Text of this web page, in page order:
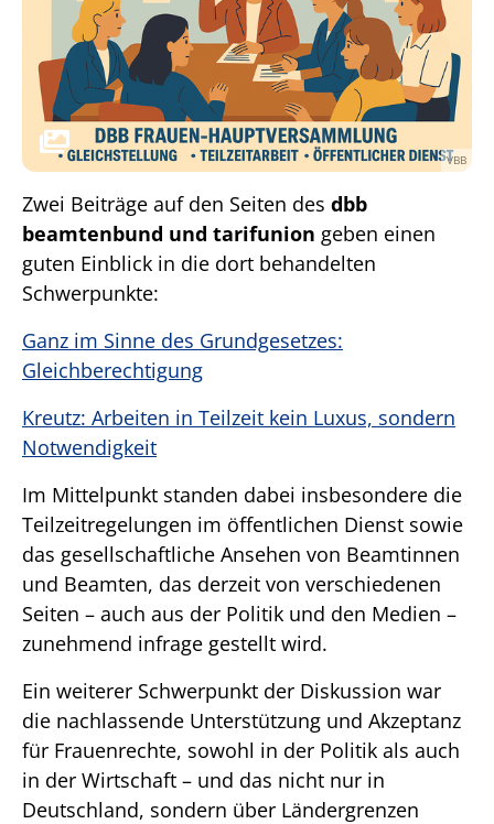
VBB
Zwei Beiträge auf den Seiten des dbb
beamtenbund und tarifunion geben einen
guten Einblick in die dort behandelten
Schwerpunkte:
Ganz im Sinne des Grundgesetzes:
Gleichberechtigung
Kreutz: Arbeiten in Teilzeit kein Luxus, sondern
Notwendigkeit
Im Mittelpunkt standen dabei insbesondere die
Teilzeitregelungen im öffentlichen Dienst sowie
das gesellschaftliche Ansehen von Beamtinnen
und Beamten, das derzeit von verschiedenen
Seiten – auch aus der Politik und den Medien –
zunehmend infrage gestellt wird.
Ein weiterer Schwerpunkt der Diskussion war
die nachlassende Unterstützung und Akzeptanz
für Frauenrechte, sowohl in der Politik als auch
in der Wirtschaft – und das nicht nur in
Deutschland, sondern über Ländergrenzen